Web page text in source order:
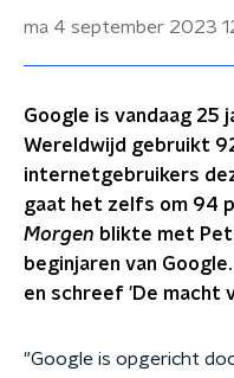
ma 4 september 2023
Google is vandaag 25
Wereldwijd gebruikt
internetgebruikers
gaat het zelfs om 94
Morgen blikte met
beginjaren van
en schreef 'De macht
"Google is opgericht